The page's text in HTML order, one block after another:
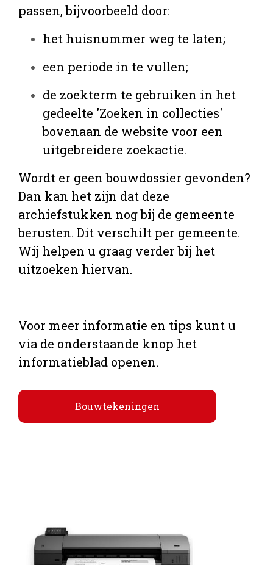
passen, bijvoorbeeld door:
het huisnummer weg te laten;
een periode in te vullen;
de zoekterm te gebruiken in het
gedeelte 'Zoeken in collecties'
bovenaan de website voor een
uitgebreidere zoekactie.
Wordt er geen bouwdossier gevonden?
Dan kan het zijn dat deze
archiefstukken nog bij de gemeente
berusten. Dit verschilt per gemeente.
Wij helpen u graag verder bij het
uitzoeken hiervan.
Voor meer informatie en tips kunt u
via de onderstaande knop het
informatieblad openen.
Bouwtekeningen